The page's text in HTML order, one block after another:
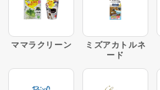
ママラクリーン
ミズアカトルネ
ード